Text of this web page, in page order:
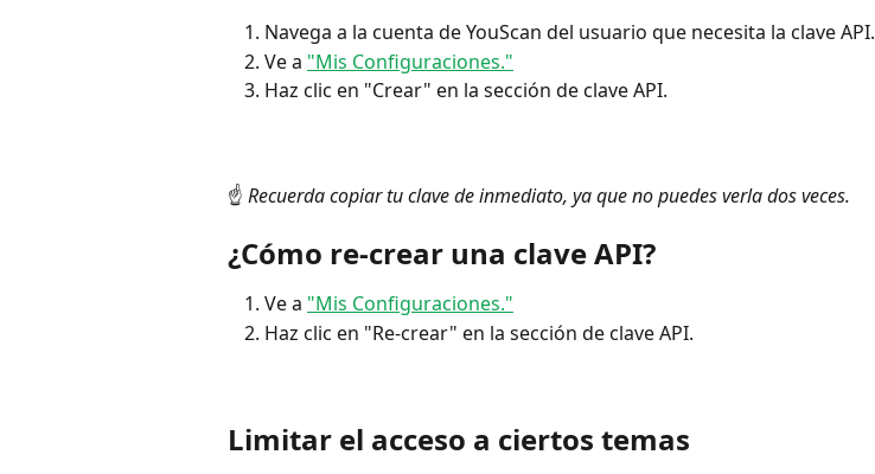
Navega a la cuenta de YouScan del usuario que necesita la clave API.
Ve a "Mis Configuraciones."
Haz clic en "Crear" en la sección de clave API.
☝️ Recuerda copiar tu clave de inmediato, ya que no puedes verla dos veces.
¿Cómo re-crear una clave API?
Ve a "Mis Configuraciones."
Haz clic en "Re-crear" en la sección de clave API.
Limitar el acceso a ciertos temas